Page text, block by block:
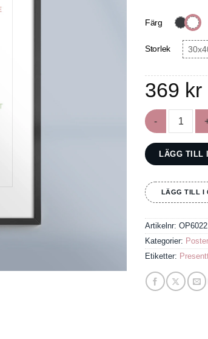
Färg
Storlek
369 kr
Poster:
LÄGG TILL
LÄGG TILL I
Artikelnr:
Kategorier:
Etiketter: